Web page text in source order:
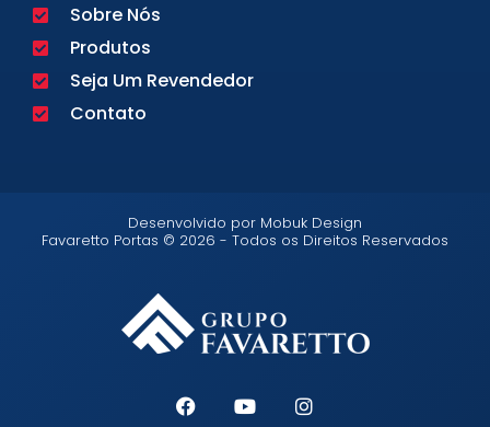
Sobre Nós
Produtos
Seja Um Revendedor
Contato
Desenvolvido por Mobuk Design
Favaretto Portas © 2026 - Todos os Direitos Reservados